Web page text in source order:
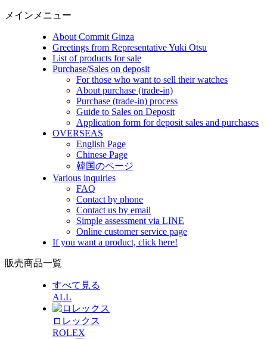
メインメニュー
About Commit Ginza
Greetings from Representative Yuki Otsu
List of products for sale
Purchase/Sales on deposit
For those who want to sell their watches
About purchase (trade-in)
Purchase (trade-in) process
Guide to Sales on Deposit
Application form for deposit sales and purchases
OVERSEAS
English Page
Chinese Page
韓国のページ
Various inquiries
FAQ
Contact by phone
Contact us by email
Simple assessment via LINE
Online customer service page
If you want a product, click here!
販売商品一覧
すべて見る
ALL
ロレックス
ROLEX